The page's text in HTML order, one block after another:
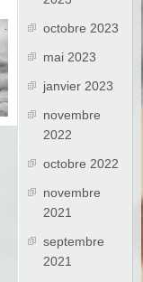
octobre 2023
mai 2023
janvier 2023
novembre
2022
octobre 2022
novembre
2021
septembre
2021